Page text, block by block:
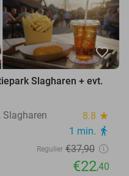
favorite_border
Slagharen + evt.
Slagharen
8.8 star
1 min. directions_walk
Regulier €37,90
€22,40